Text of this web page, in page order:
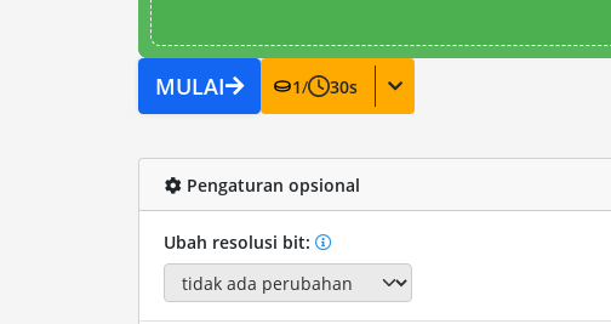
MULAI 1/ 30s
Pengaturan opsional
Ubah resolusi bit: